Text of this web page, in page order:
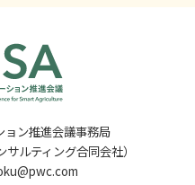
ョン推進会議事務局
ルティング合同会社）